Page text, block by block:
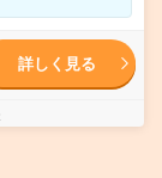
詳しく見る